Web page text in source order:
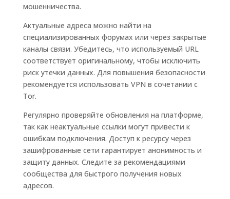
мошенничества.
Актуальные адреса можно найти на
специализированных форумах или через закрытые
каналы связи. Убедитесь, что используемый URL
соответствует оригинальному, чтобы исключить
риск утечки данных. Для повышения безопасности
рекомендуется использовать VPN в сочетании с
Tor.
Регулярно проверяйте обновления на платформе,
так как неактуальные ссылки могут привести к
ошибкам подключения. Доступ к ресурсу через
зашифрованные сети гарантирует анонимность и
защиту данных. Следите за рекомендациями
сообщества для быстрого получения новых
адресов.